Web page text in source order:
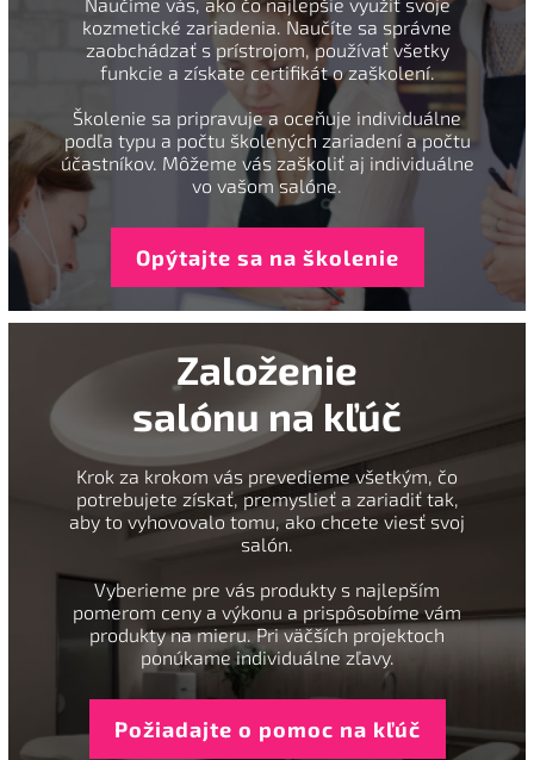
kozmetické zariadenia. Naučíte sa správne
zaobchádzať s prístrojom, používať všetky
funkcie a získate certifikát o zaškolení.
Školenie sa pripravuje a oceňuje individuálne
podľa typu a počtu školených zariadení a počtu
účastníkov. Môžeme vás zaškoliť aj individuálne
vo vašom salóne.
Opýtajte sa na školenie
Založenie
salónu na kľúč
Krok za krokom vás prevedieme všetkým, čo
potrebujete získať, premyslieť a zariadiť tak,
aby to vyhovovalo tomu, ako chcete viesť svoj
salón.
Vyberieme pre vás produkty s najlepším
pomerom ceny a výkonu a prispôsobíme vám
produkty na mieru. Pri väčších projektoch
ponúkame individuálne zľavy.
Požiadajte o pomoc na kľúč